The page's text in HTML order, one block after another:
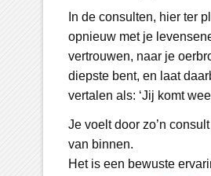
In de consulten, hier ter
opnieuw met je
vertrouwen, naar je
diepste bent, en laat
vertalen als: ‘Jij komt
Je voelt door zo’n
van binnen.
Het is een bewuste